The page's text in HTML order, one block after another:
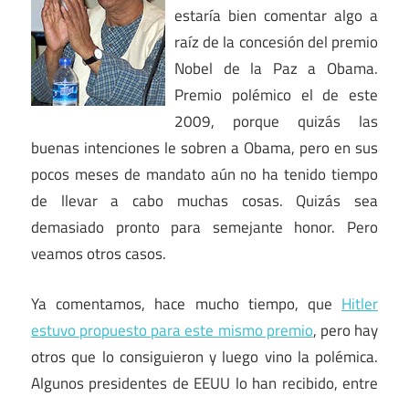
estaría bien comentar algo a
raíz de la concesión del premio
Nobel de la Paz a Obama.
Premio polémico el de este
2009, porque quizás las
buenas intenciones le sobren a Obama, pero en sus
pocos meses de mandato aún no ha tenido tiempo
de llevar a cabo muchas cosas. Quizás sea
demasiado pronto para semejante honor. Pero
veamos otros casos.
Ya comentamos, hace mucho tiempo, que Hitler
estuvo propuesto para este mismo premio, pero hay
otros que lo consiguieron y luego vino la polémica.
Algunos presidentes de EEUU lo han recibido, entre